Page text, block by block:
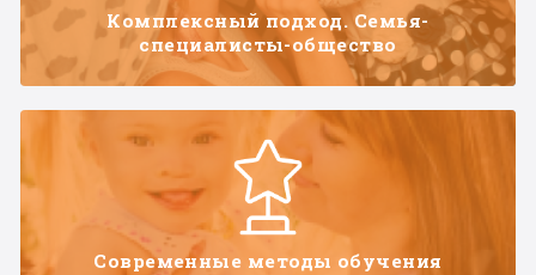
Комплексный подход. Семья-
специалисты-общество
Современные методы обучения